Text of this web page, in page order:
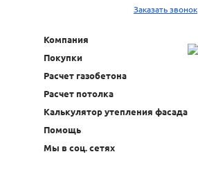
Заказать звонок
Компания
Покупки
Расчет газобетона
Расчет потолка
Калькулятор утепления фасада
Помощь
Мы в соц. сетях